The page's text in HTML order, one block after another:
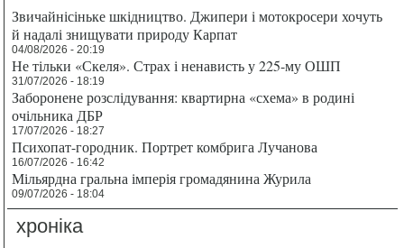
Звичайнісіньке шкідництво. Джипери і мотокросери хочуть
й надалі знищувати природу Карпат
04/08/2026 - 20:19
Не тільки «Скеля». Страх і ненависть у 225-му ОШП
31/07/2026 - 18:19
Заборонене розслідування: квартирна «схема» в родині
очільника ДБР
17/07/2026 - 18:27
Психопат-городник. Портрет комбрига Лучанова
16/07/2026 - 16:42
Мільярдна гральна імперія громадянина Журила
09/07/2026 - 18:04
хроніка